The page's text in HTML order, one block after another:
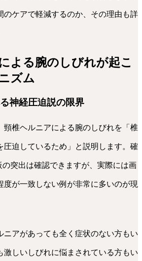
のケアで軽減するのか、その理由も詳
よる腕のしびれが起こ
ズム
神経圧迫説の限界
頸椎ヘルニアによる腕のしびれを「椎
圧迫しているため」と説明します。確
突出は確認できますが、実際には画
度が一致しない例が非常に多いのが現
ニアがあっても全く症状のない方もい
激しいしびれに悩まされている方もい